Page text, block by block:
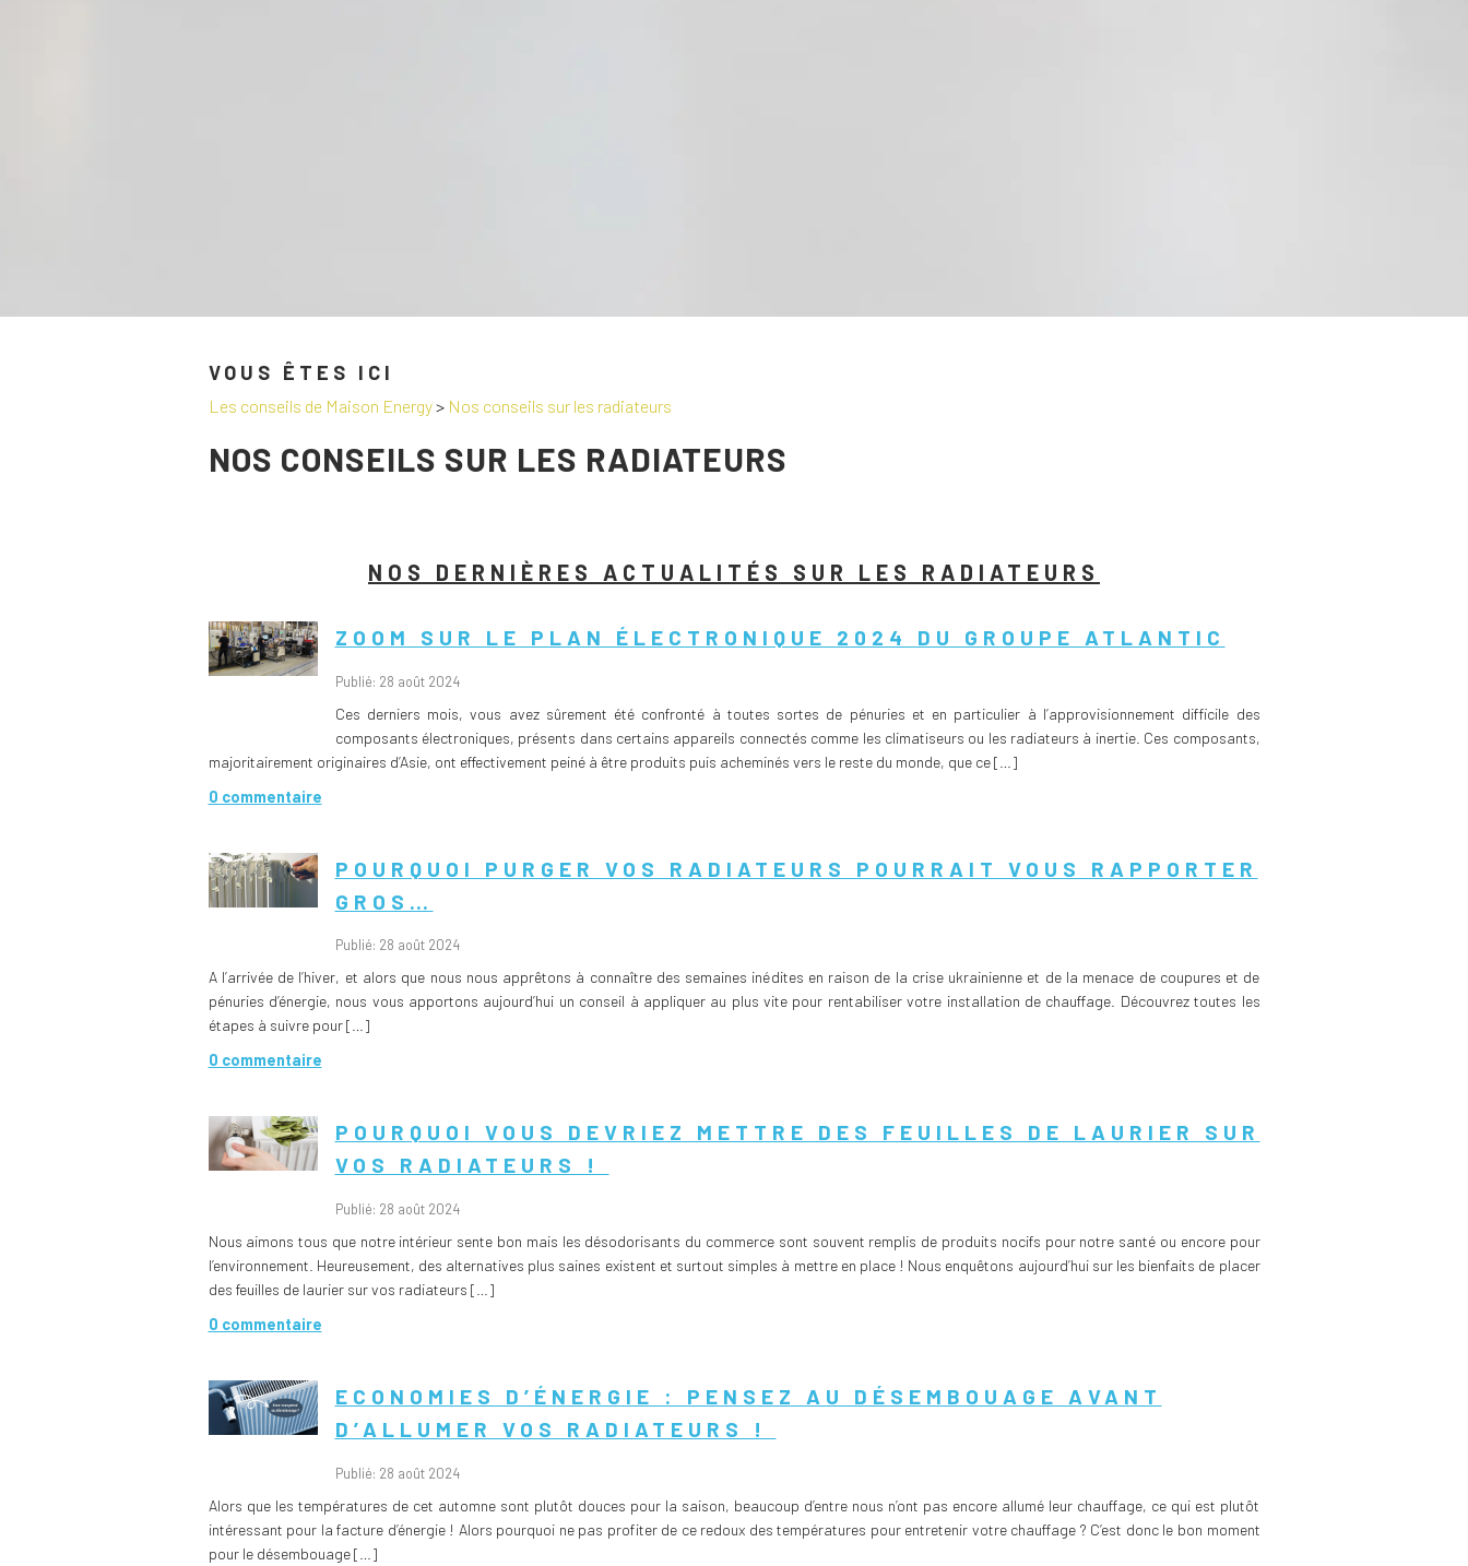
VOUS ÊTES ICI
Les conseils de Maison Energy> Nos conseils sur les radiateurs
NOS CONSEILS SUR LES RADIATEURS
NOS DERNIÈRES ACTUALITÉS SUR LES RADIATEURS
ZOOM SUR LE PLAN ÉLECTRONIQUE 2024 DU GROUPE ATLANTIC
Publié: 28 août 2024
Ces derniers mois, vous avez sûrement été confronté à toutes sortes de pénuries et en particulier à l’approvisionnement difficile des
composants électroniques, présents dans certains appareils connectés comme les climatiseurs ou les radiateurs à inertie. Ces composants,
majoritairement originaires d’Asie, ont effectivement peiné à être produits puis acheminés vers le reste du monde, que ce […]
0 commentaire
POURQUOI PURGER VOS RADIATEURS POURRAIT VOUS RAPPORTER
GROS…
Publié: 28 août 2024
A l’arrivée de l’hiver, et alors que nous nous apprêtons à connaître des semaines inédites en raison de la crise ukrainienne et de la menace de coupures et de
pénuries d’énergie, nous vous apportons aujourd’hui un conseil à appliquer au plus vite pour rentabiliser votre installation de chauffage. Découvrez toutes les
étapes à suivre pour […]
0 commentaire
POURQUOI VOUS DEVRIEZ METTRE DES FEUILLES DE LAURIER SUR
VOS RADIATEURS !
Publié: 28 août 2024
Nous aimons tous que notre intérieur sente bon mais les désodorisants du commerce sont souvent remplis de produits nocifs pour notre santé ou encore pour
l’environnement. Heureusement, des alternatives plus saines existent et surtout simples à mettre en place ! Nous enquêtons aujourd’hui sur les bienfaits de placer
des feuilles de laurier sur vos radiateurs […]
0 commentaire
ECONOMIES D’ÉNERGIE : PENSEZ AU DÉSEMBOUAGE AVANT
D’ALLUMER VOS RADIATEURS !
Publié: 28 août 2024
Alors que les températures de cet automne sont plutôt douces pour la saison, beaucoup d’entre nous n’ont pas encore allumé leur chauffage, ce qui est plutôt
intéressant pour la facture d’énergie ! Alors pourquoi ne pas profiter de ce redoux des températures pour entretenir votre chauffage ? C’est donc le bon moment
pour le désembouage […]